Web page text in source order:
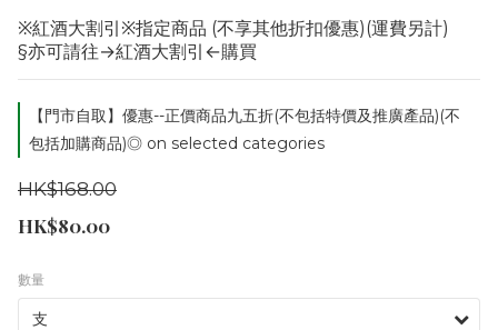
※紅酒大割引※指定商品 (不享其他折扣優惠)(運費另計)
§亦可請往→紅酒大割引←購買
【門市自取】優惠--正價商品九五折(不包括特價及推廣產品)(不
包括加購商品)◎ on selected categories
HK$168.00
HK$80.00
數量